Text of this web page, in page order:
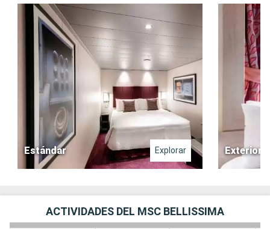
Estándar Explorar Exterior
ACTIVIDADES DEL MSC BELLISSIMA